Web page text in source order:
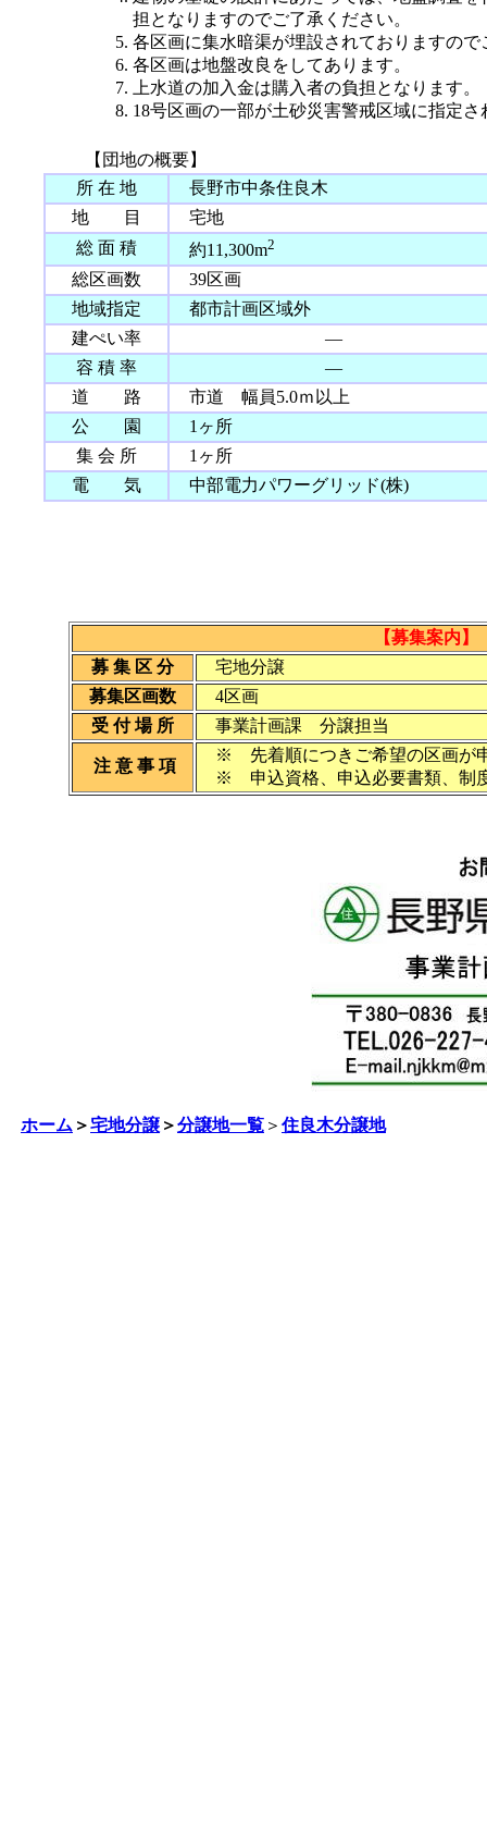
担となりますのでご了承ください。
各区画に集水暗渠が埋設されておりますので
各区画は地盤改良をしてあります。
上水道の加入金は購入者の負担となります。
18号区画の一部が土砂災害警戒区域に指定さ
【団地の概要】
所 在 地
長野市中条住良木
地 目
宅地
総 面 積
約11,300m2
総区画数
39区画
地域指定
都市計画区域外
建ぺい率
―
容 積 率
―
道 路
市道 幅員5.0ｍ以上
公 園
1ヶ所
集 会 所
1ヶ所
電 気
中部電力パワーグリッド(株)
【募集
募 集 区 分
宅地分譲
募集区画数
4区画
受 付 場 所
事業計画課 分譲担当
注 意 事 項
※ 先着順につきご希望の区画が
※ 申込資格、申込必要書類、制
ホーム ＞宅地分譲 ＞分譲地一覧 ＞ 住良木分譲地